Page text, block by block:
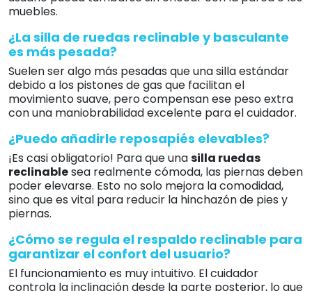
muebles.
¿La silla de ruedas reclinable y basculante
es más pesada?
Suelen ser algo más pesadas que una silla estándar
debido a los pistones de gas que facilitan el
movimiento suave, pero compensan ese peso extra
con una maniobrabilidad excelente para el cuidador.
¿Puedo añadirle reposapiés elevables?
¡Es casi obligatorio! Para que unasilla ruedas
reclinablesea realmente cómoda, las piernas deben
poder elevarse. Esto no solo mejora la comodidad,
sino que es vital para reducir la hinchazón de pies y
piernas.
¿Cómo se regula el respaldo reclinable para
garantizar el confort del usuario?
El funcionamiento es muy intuitivo. El cuidador
controla la inclinación desde la parte posterior, lo que